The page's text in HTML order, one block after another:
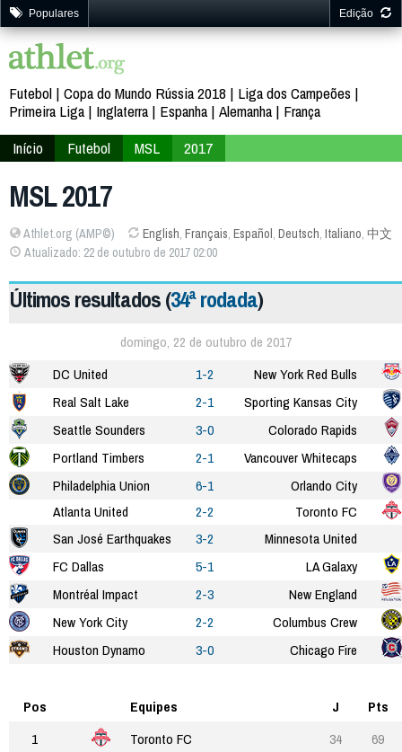
Populares Edição
Futebol Copa do Mundo Rússia 2018
Liga dos Campeões
Primeira Liga
Inglaterra Espanha Alemanha
França
Início
Futebol MSL 2017
MSL 2017
Athlet.org (AMP©) English, Français, Español, Deutsch, Italiano, 中文
Atualizado: 22 de outubro de 2017 02:00
Últimos resultados (34ª rodada)
domingo, 22 de outubro de 2017
DC United
1-2
New York Red Bulls
Real Salt Lake
2-1
Sporting Kansas City
Seattle Sounders
3-0
Colorado Rapids
Portland Timbers
2-1
Vancouver Whitecaps
Philadelphia Union
6-1
Orlando City
Atlanta United
2-2
Toronto FC
San José Earthquakes
3-2
Minnesota United
FC Dallas
5-1
LA Galaxy
Montréal Impact
2-3
New England
New York City
2-2
Columbus Crew
Houston Dynamo
3-0 Chicago Fire
Pos Equipes J
Pts
1
Toronto FC 34
69